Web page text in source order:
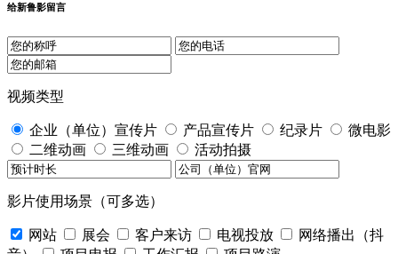
给新鲁影留言
视频类型
企业（单位）宣传片 产品宣传片 纪录片
微电影
二维动画
三维动画 活动拍摄
影片使用场景（可多选）
网站 展会 客户来访 电视投放
网络播出（抖